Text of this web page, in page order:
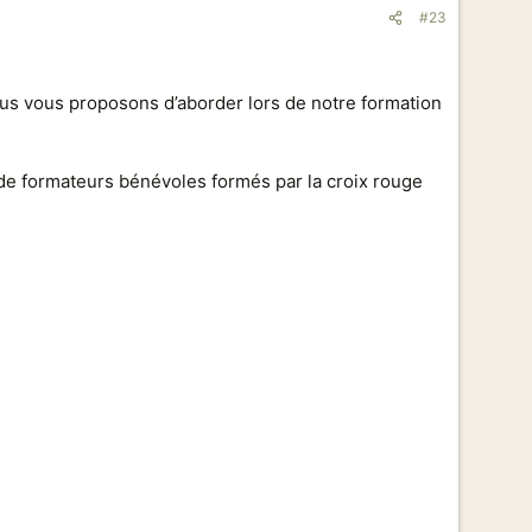
#23
vous proposons d’aborder lors de notre formation
formateurs bénévoles formés par la croix rouge